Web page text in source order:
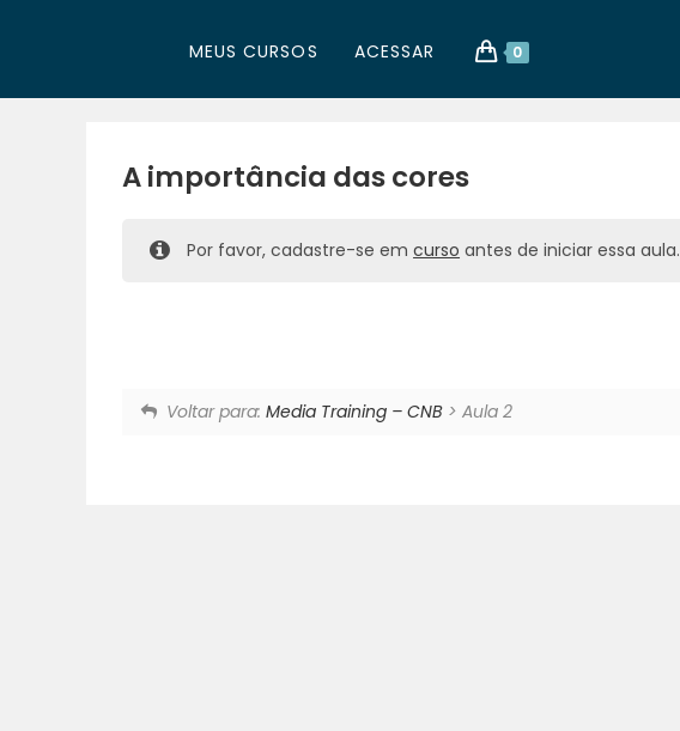
MEUS CURSOS ACESSAR 0
A importância das cores
Por favor, cadastre-se emcurso antes de iniciar essa aula.
Voltar para: Media Training – CNB> Aula 2